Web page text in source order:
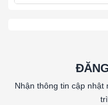
Nhận thông tin cập